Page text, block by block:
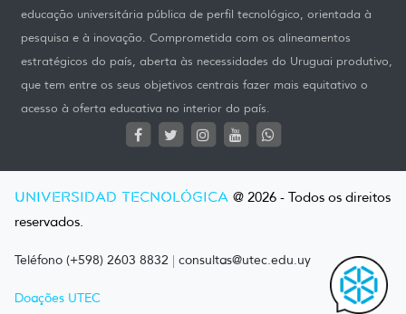
educação universitária pública de perfil tecnológico, orientada à
pesquisa e à inovação. Comprometida com os alineamentos
estratégicos do país, aberta às necessidades do Uruguai produtivo,
que tem entre os seus objetivos centrais fazer mais equitativo o
acesso à oferta educativa no interior do país.
UNIVERSIDAD TECNOLÓGICA @ 2026 - Todos os direitos
reservados.
Teléfono (+598) 2603 8832 | consultas@utec.edu.uy
Doações UTEC